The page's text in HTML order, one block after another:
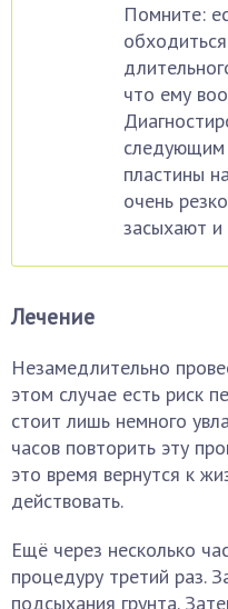
Помните:
что ему
следующим
пластины
очень
засыхают
Лечение
Незамедлительно
этом случае есть риск
стоит лишь немного
часов повторить эту
это время вернутся к
действовать.
Ещё через несколько
процедуру третий раз.
подсыхания грунта.